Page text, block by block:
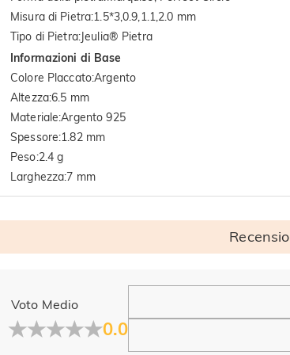
Misura di Pietra:1.5*3,0.9,1.1,2.0 mm
Tipo di Pietra:Jeulia® Pietra
Informazioni di Base
Colore Placcato:Argento
Altezza:6.5 mm
Materiale:Argento 925
Spessore:1.82 mm
Peso:2.4 g
Larghezza:7 mm
Voto Medio
0.0
Generale
Dove si trova la tua azienda?
La sede principale è a Los Angeles, in